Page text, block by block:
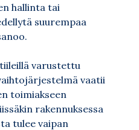
hallinta tai
suurempaa
varustettu
vaatii
toimiakseen
rakennuksessa
tulee vaipan